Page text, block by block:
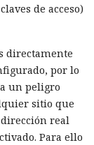
de acceso)
directamente
por lo
un peligro
sitio que
real
Para ello